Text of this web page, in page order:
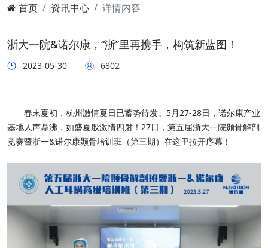
首页 资讯中心 详情内容
浙大一院&诺尔康，“浙”里再携手，构筑新蓝图！
2023-05-30 6802
春末夏初，杭州激情夏日已蓄势待发。5月27-28日，诺尔康产业
基地人声鼎沸，如盛夏般激情四射！27日，第五届浙大一院颞骨解剖
竞赛暨浙一&诺尔康颞骨培训班（第三期）在这里拉开序幕！